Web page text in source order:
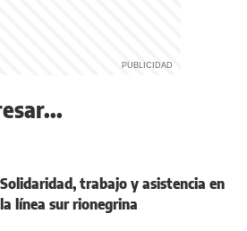
Solidaridad, trabajo y asistencia en
la línea sur rionegrina